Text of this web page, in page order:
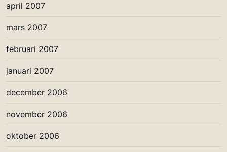
april 2007
mars 2007
februari 2007
januari 2007
december 2006
november 2006
oktober 2006